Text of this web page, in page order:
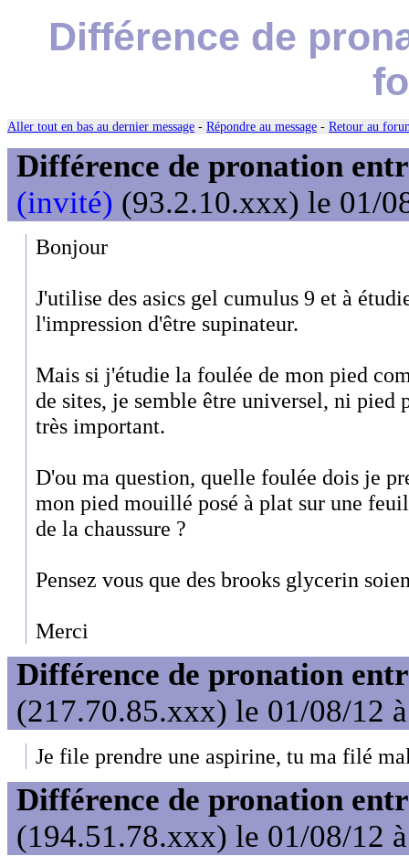
Différence de
Aller tout en bas au dernier message - Répondre au message - Retour au
Différence de pronation
(invité) (93.2.10.xxx) le 01/
Bonjour
J'utilise des asics gel cumulus 9 et à
l'impression d'être supinateur.
Mais si j'étudie la foulée de mon pied
de sites, je semble être universel, ni pied
très important.
D'ou ma question, quelle foulée dois je
mon pied mouillé posé à plat sur une
de la chaussure ?
Pensez vous que des brooks glycerin
Merci
Différence de pronation
(217.70.85.xxx) le 01/08/12
Je file prendre une aspirine, tu ma filé
Différence de pronation
(194.51.78.xxx) le 01/08/12